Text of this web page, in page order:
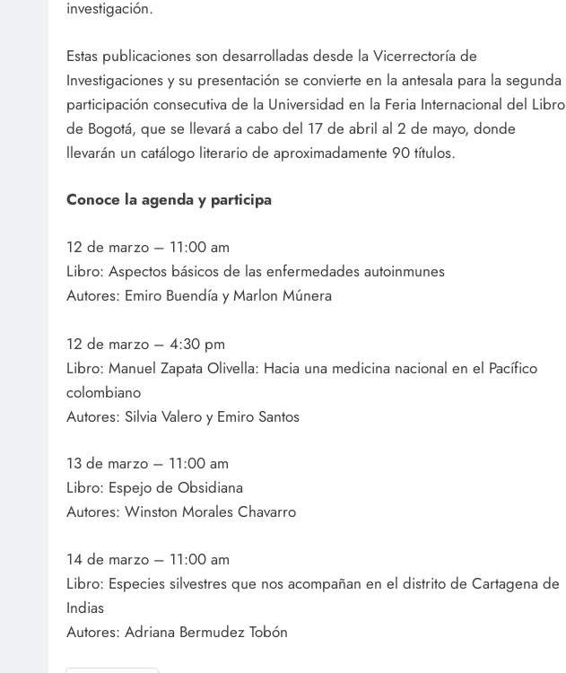
investigación.
Estas publicaciones son desarrolladas desde la Vicerrectoría de
Investigaciones y su presentación se convierte en la antesala para la segunda
participación consecutiva de la Universidad en la Feria Internacional del Libro
de Bogotá, que se llevará a cabo del 17 de abril al 2 de mayo, donde
llevarán un catálogo literario de aproximadamente 90 títulos.
Conoce la agenda y participa
12 de marzo – 11:00 am
Libro: Aspectos básicos de las enfermedades autoinmunes
Autores: Emiro Buendía y Marlon Múnera
12 de marzo – 4:30 pm
Libro: Manuel Zapata Olivella: Hacia una medicina nacional en el Pacífico
colombiano
Autores: Silvia Valero y Emiro Santos
13 de marzo – 11:00 am
Libro: Espejo de Obsidiana
Autores: Winston Morales Chavarro
14 de marzo – 11:00 am
Libro: Especies silvestres que nos acompañan en el distrito de Cartagena de
Indias
Autores: Adriana Bermudez Tobón